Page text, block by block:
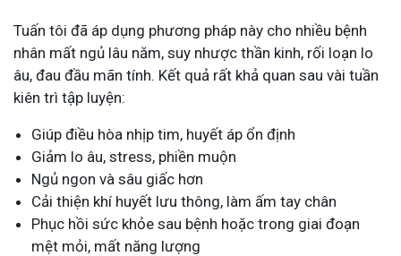
Tuấn tôi đã áp dụng phương pháp này cho nhiều bệnh
nhân mất ngủ lâu năm, suy nhược thần kinh, rối loạn lo
âu, đau đầu mãn tính. Kết quả rất khả quan sau vài tuần
kiên trì tập luyện:
Giúp điều hòa nhịp tim, huyết áp ổn định
Giảm lo âu, stress, phiền muộn
Ngủ ngon và sâu giấc hơn
Cải thiện khí huyết lưu thông, làm ấm tay chân
Phục hồi sức khỏe sau bệnh hoặc trong giai đoạn
mệt mỏi, mất năng lượng